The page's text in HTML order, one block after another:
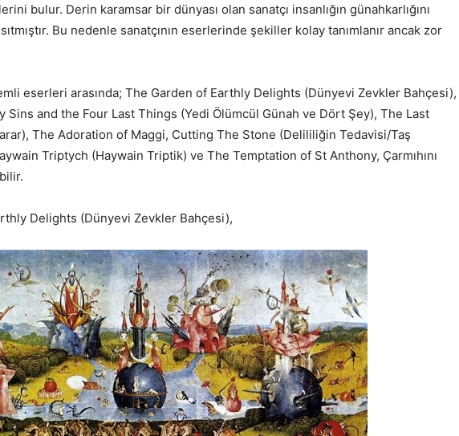
bulur. Derin karamsar bir dünyası olan sanatçı insanlığın günahkarlığını
Bu nedenle sanatçının eserlerinde şekiller kolay tanımlanır ancak zor
eserleri arasında; The Garden of Earthly Delights (Dünyevi Zevkler Bahçesi),
Sins and the Four Last Things (Yedi Ölümcül Günah ve Dört Şey), The Last
The Adoration of Maggi, Cutting The Stone (Delililiğin Tedavisi/Taş
Triptych (Haywain Triptik) ve The Temptation of St Anthony, Çarmıhını
Delights (Dünyevi Zevkler Bahçesi),